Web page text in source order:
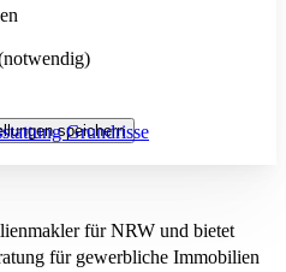
Grundrisse
speichern
für NRW und bietet
für gewerbliche Immobilien